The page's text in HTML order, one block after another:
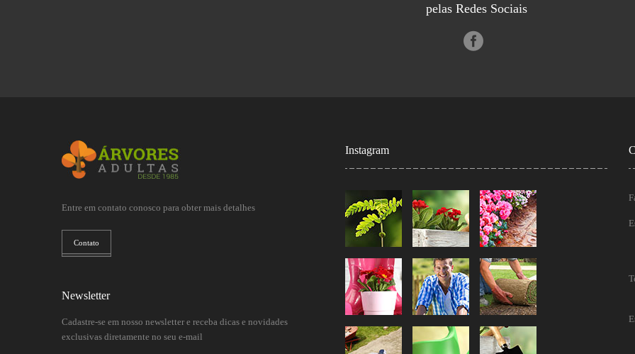
pelas Redes Sociais
Entre em contato conosco para obter mais detalhes
Contato
Newsletter
Cadastre-se em nosso newsletter e receba dicas e novidades
exclusivas diretamente no seu e-mail
Instagram